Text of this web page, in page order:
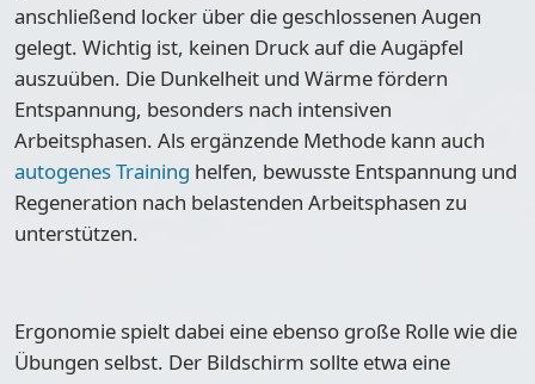
anschließend locker über die geschlossenen Augen
gelegt. Wichtig ist, keinen Druck auf die Augäpfel
auszuüben. Die Dunkelheit und Wärme fördern
Entspannung, besonders nach intensiven
Arbeitsphasen. Als ergänzende Methode kann auch
autogenes Training helfen, bewusste Entspannung und
Regeneration nach belastenden Arbeitsphasen zu
unterstützen.
Ergonomie spielt dabei eine ebenso große Rolle wie die
Übungen selbst. Der Bildschirm sollte etwa eine